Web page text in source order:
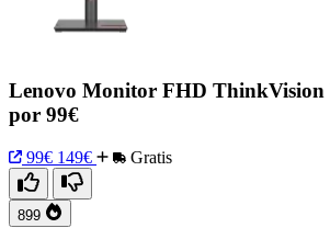
Lenovo Monitor FHD ThinkVision
por 99€
99€ 149€ Gratis
899